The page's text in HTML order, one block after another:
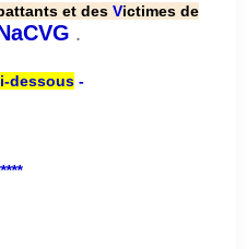
et des Victimes de
.
dessous-